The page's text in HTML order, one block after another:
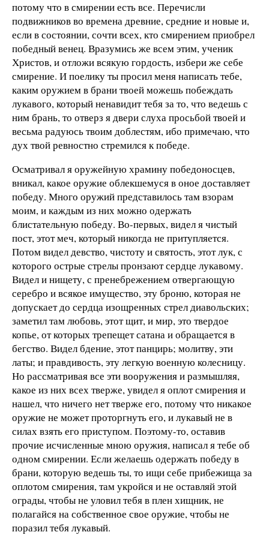
потому что в смирении есть все. Перечисли
подвижников во времена древние, средние и новые и,
если в состоянии, сочти всех, кто смирением приобрел
победный венец. Вразумись же всем этим, ученик
Христов, и отложи всякую гордость, избери же себе
смирение. И поелику ты просил меня написать тебе,
каким оружием в брани твоей можешь побеждать
лукавого, который ненавидит тебя за то, что ведешь с
ним брань, то отверз я двери слуха просьбой твоей и
весьма радуюсь твоим доблестям, ибо примечаю, что
дух твой ревностно стремился к победе.
Осматривал я оружейную храмину победоносцев,
вникал, какое оружие облекшемуся в оное доставляет
победу. Много оружий представилось там взорам
моим, и каждым из них можно одержать
блистательную победу. Во-первых, видел я чистый
пост, этот меч, который никогда не притупляется.
Потом видел девство, чистоту и святость, этот лук, с
которого острые стрелы пронзают сердце лукавому.
Видел и нищету, с пренебрежением отвергающую
серебро и всякое имущество, эту броню, которая не
допускает до сердца изощренных стрел диавольских;
заметил там любовь, этот щит, и мир, это твердое
копье, от которых трепещет сатана и обращается в
бегство. Видел бдение, этот панцирь; молитву, эти
латы; и правдивость, эту легкую военную колесницу.
Но рассматривая все эти вооружения и размышляя,
какое из них всех тверже, увидел я оплот смирения и
нашел, что ничего нет тверже его, потому что никакое
оружие не может проторгнуть его, и лукавый не в
силах взять его приступом. Поэтому-то, оставив
прочие исчисленные мною оружия, написал я тебе об
одном смирении. Если желаешь одержать победу в
брани, которую ведешь ты, то ищи себе прибежища за
оплотом смирения, там укройся и не оставляй этой
ограды, чтобы не уловил тебя в плен хищник, не
полагайся на собственное свое оружие, чтобы не
поразил тебя лукавый.